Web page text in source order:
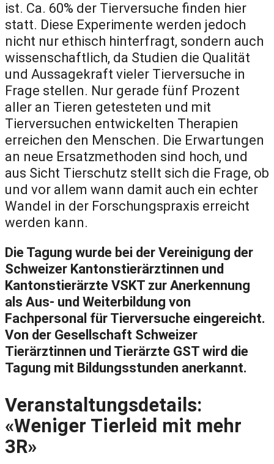
ist. Ca. 60% der Tierversuche finden hier
statt. Diese Experimente werden jedoch
nicht nur ethisch hinterfragt, sondern auch
wissenschaftlich, da Studien die Qualität
und Aussagekraft vieler Tierversuche in
Frage stellen. Nur gerade fünf Prozent
aller an Tieren getesteten und mit
Tierversuchen entwickelten Therapien
erreichen den Menschen. Die Erwartungen
an neue Ersatzmethoden sind hoch, und
aus Sicht Tierschutz stellt sich die Frage, ob
und vor allem wann damit auch ein echter
Wandel in der Forschungspraxis erreicht
werden kann.
Die Tagung wurde bei der Vereinigung der
Schweizer Kantonstierärztinnen und
Kantonstierärzte VSKT zur Anerkennung
als Aus- und Weiterbildung von
Fachpersonal für Tierversuche eingereicht.
Von der Gesellschaft Schweizer
Tierärztinnen und Tierärzte GST wird die
Tagung mit Bildungsstunden anerkannt.
Veranstaltungsdetails:
«Weniger Tierleid mit mehr
3R»